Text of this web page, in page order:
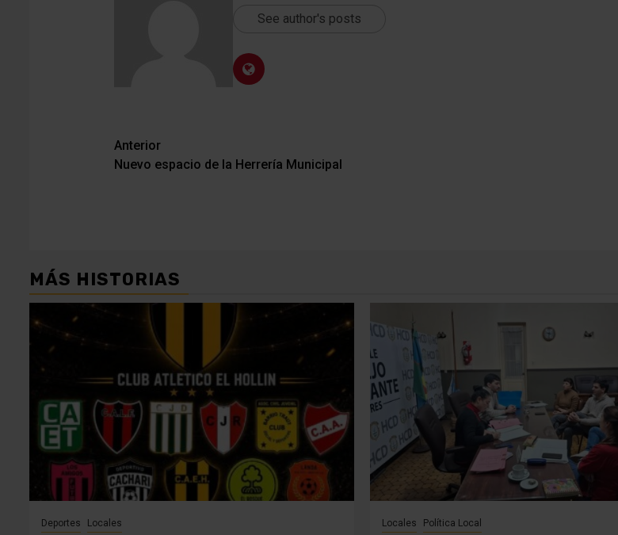
See author's posts
Navegación
de
Anterior
Nuevo espacio de la Herrería Municipal
MÁS HISTORIAS
Deportes Locales Locales Política Local